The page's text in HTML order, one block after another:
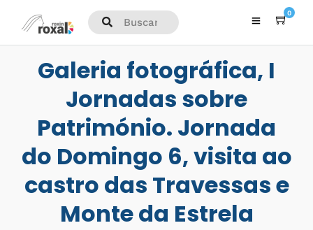
0
Galeria fotográfica, I
Jornadas sobre
Património. Jornada
do Domingo 6, visita ao
castro das Travessas e
Monte da Estrela